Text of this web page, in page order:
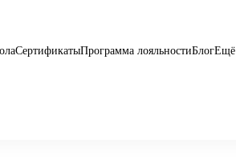
СертификатыПрограмма лояльностиБлогЕщё